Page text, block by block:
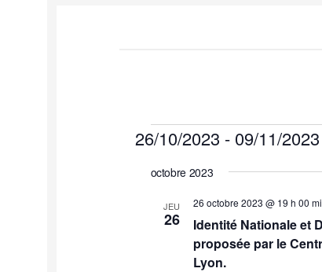
26/10/2023 - 09/11/2023
uneoctobre 2023
JEU
26
Identité Nationale et
proposée par le
Lyon.
26 octobre 2023 @ 19 h 00